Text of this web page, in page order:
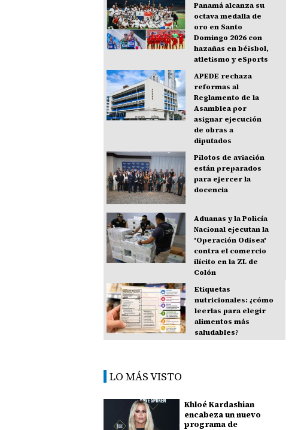
Panamá alcanza su
octava medalla de
oro en Santo
Domingo 2026 con
hazañas en béisbol,
atletismo y eSports
APEDE rechaza
reformas al
Reglamento de la
Asamblea por
asignar ejecución
de obras a
diputados
Pilotos de aviación
están preparados
para ejercer la
docencia
Aduanas y la Policía
Nacional ejecutan la
'Operación Odisea'
contra el comercio
ilícito en la ZL de
Colón
Etiquetas
nutricionales: ¿cómo
leerlas para elegir
alimentos más
saludables?
LO MÁS VISTO
Khloé Kardashian
encabeza un nuevo
programa de